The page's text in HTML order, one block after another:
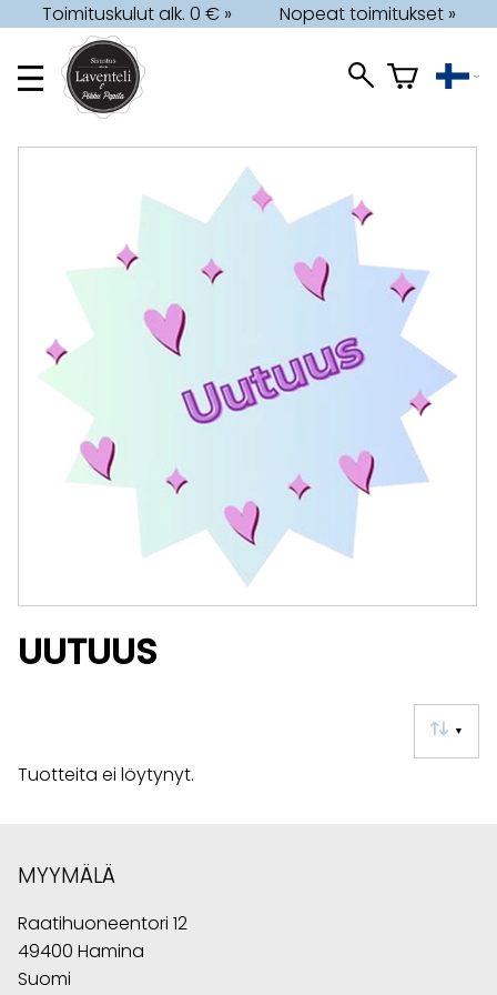
Toimituskulut alk. 0 € » Nopeat toimitukset »
UUTUUS
▼
Tuotteita ei löytynyt.
MYYMÄLÄ
Raatihuoneentori 12
49400 Hamina
Suomi